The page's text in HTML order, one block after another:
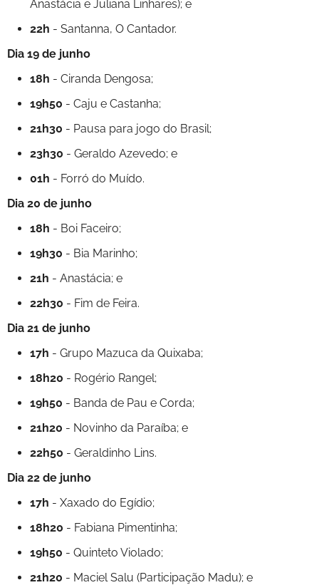
Anastácia e Juliana Linhares); e
22h - Santanna, O Cantador.
Dia 19 de junho
18h - Ciranda Dengosa;
19h50 - Caju e Castanha;
21h30 - Pausa para jogo do Brasil;
23h30 - Geraldo Azevedo; e
01h - Forró do Muído.
Dia 20 de junho
18h - Boi Faceiro;
19h30 - Bia Marinho;
21h - Anastácia; e
22h30 - Fim de Feira.
Dia 21 de junho
17h - Grupo Mazuca da Quixaba;
18h20 - Rogério Rangel;
19h50 - Banda de Pau e Corda;
21h20 - Novinho da Paraíba; e
22h50 - Geraldinho Lins.
Dia 22 de junho
17h - Xaxado do Egídio;
18h20 - Fabiana Pimentinha;
19h50 - Quinteto Violado;
21h20 - Maciel Salu (Participação Madu); e